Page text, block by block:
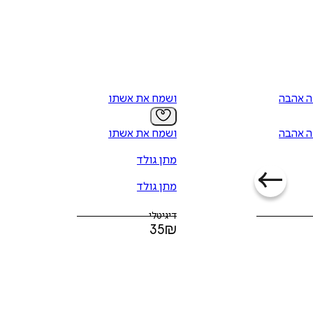
אהבה
אהבה
ושמח את אשתו
ושמח את אשתו
מתן גולד
מתן גולד
דיגיטלי
35₪